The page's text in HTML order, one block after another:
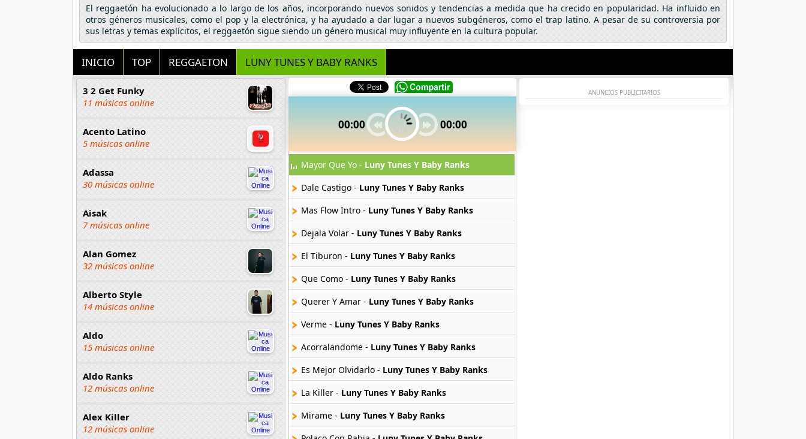
El reggaetón ha evolucionado a lo largo de los años, incorporando nuevos sonidos y tendencias a medida que ha crecido en popularidad. Ha influido en
otros géneros musicales, como el pop y la electrónica, y ha ayudado a dar lugar a nuevos subgéneros, como el trap latino. A pesar de su controversia por
sus letras y temas explícitos, el reggaetón sigue siendo un género musical muy influyente en la cultura popular.
INICIO TOP REGGAETON LUNY TUNES Y BABY RANKS
3 2 Get Funky
11 músicas online
Acento Latino
5 músicas online
Adassa
30 músicas online
Aisak
7 músicas online
Alan Gomez
32 músicas online
Alberto Style
14 músicas online
Aldo
15 músicas online
Aldo Ranks
12 músicas online
Alex Killer
12 músicas online
00:00 00:00
Mayor Que Yo - Luny Tunes Y Baby Ranks
Dale Castigo - Luny Tunes Y Baby Ranks
Mas Flow Intro - Luny Tunes Y Baby Ranks
Dejala Volar - Luny Tunes Y Baby Ranks
El Tiburon - Luny Tunes Y Baby Ranks
Que Como - Luny Tunes Y Baby Ranks
Querer Y Amar - Luny Tunes Y Baby Ranks
Verme - Luny Tunes Y Baby Ranks
Acorralandome - Luny Tunes Y Baby Ranks
Es Mejor Olvidarlo - Luny Tunes Y Baby Ranks
La Killer - Luny Tunes Y Baby Ranks
Mirame - Luny Tunes Y Baby Ranks
ANUNCIOS PUBLICITARIOS